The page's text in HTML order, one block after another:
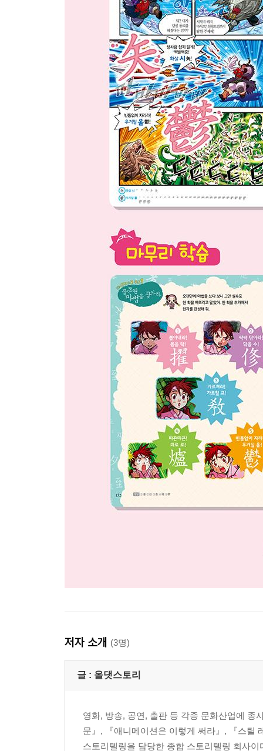
저자 소개 (3명)
글 : 올댓스토리
영화, 방송, 공연, 출판 등 각종 문화산업에 종
문』, 『애니메이션은 이렇게 써라』, 『스틸
스토리텔링을 담당한 종합 스토리텔링 회사